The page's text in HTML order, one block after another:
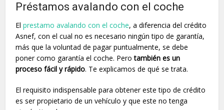
Préstamos avalando con el coche
Elprestamo avalando con el coche, a diferencia del crédito
Asnef, con el cual no es necesario ningún tipo de garantía,
más que la voluntad de pagar puntualmente, se debe
poner como garantía el coche. Perotambién es un
proceso fácil y rápido. Te explicamos de qué se trata.
El requisito indispensable para obtener este tipo de crédito
es ser propietario de un vehículo y que este no tenga